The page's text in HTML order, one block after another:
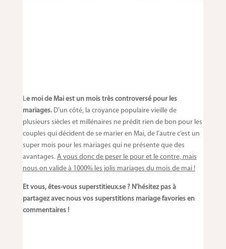
Le moi de Mai est un mois très controversé pour les
mariages. D’un côté, la croyance populaire vieille de
plusieurs siècles et millénaires ne prédit rien de bon pour les
couples qui décident de se marier en Mai, de l’autre c’est un
super mois pour les mariages qui ne présente que des
avantages. A vous donc de peser le pour et le contre, mais
nous on valide à 1000% les jolis mariages du mois de mai !
Et vous, êtes-vous superstitieux.se ? N’hésitez pas à
partagez avec nous vos superstitions mariage favories en
commentaires !